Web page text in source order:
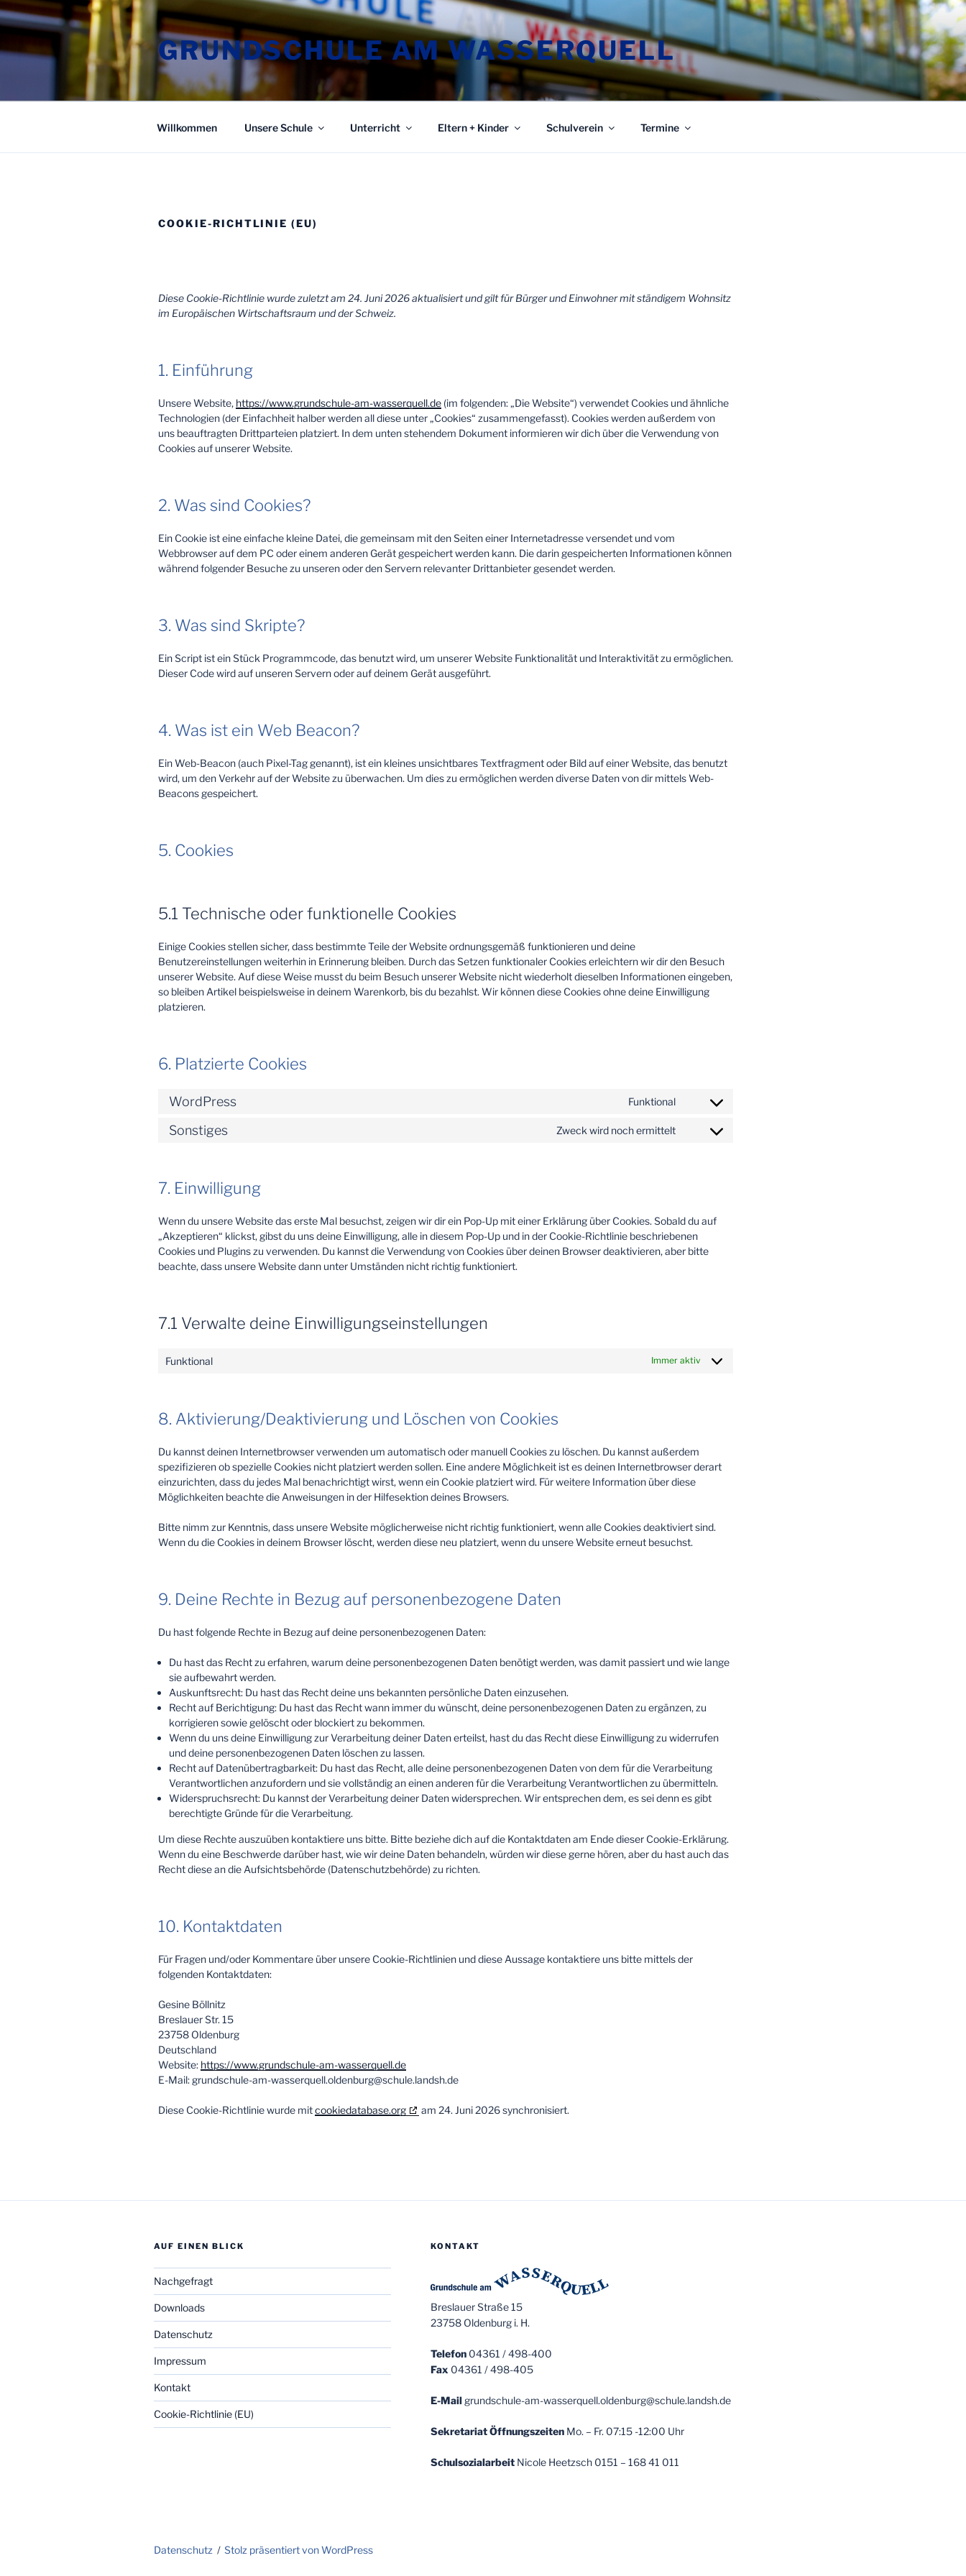
Zum
Inhalt
springen
GRUNDSCHULE AM WASSERQUELL
Willkommen Unsere Schule Unterricht Eltern + Kinder Schulverein Termine
COOKIE-RICHTLINIE (EU)
Diese Cookie-Richtlinie wurde zuletzt am 24. Juni 2026 aktualisiert und gilt für Bürger und Einwohner mit ständigem Wohnsitz
im Europäischen Wirtschaftsraum und der Schweiz.
1. Einführung
Unsere Website, https://www.grundschule-am-wasserquell.de (im folgenden: „Die Website“) verwendet Cookies und ähnliche
Technologien (der Einfachheit halber werden all diese unter „Cookies“ zusammengefasst). Cookies werden außerdem von
uns beauftragten Drittparteien platziert. In dem unten stehendem Dokument informieren wir dich über die Verwendung von
Cookies auf unserer Website.
2. Was sind Cookies?
Ein Cookie ist eine einfache kleine Datei, die gemeinsam mit den Seiten einer Internetadresse versendet und vom
Webbrowser auf dem PC oder einem anderen Gerät gespeichert werden kann. Die darin gespeicherten Informationen können
während folgender Besuche zu unseren oder den Servern relevanter Drittanbieter gesendet werden.
3. Was sind Skripte?
Ein Script ist ein Stück Programmcode, das benutzt wird, um unserer Website Funktionalität und Interaktivität zu ermöglichen.
Dieser Code wird auf unseren Servern oder auf deinem Gerät ausgeführt.
4. Was ist ein Web Beacon?
Ein Web-Beacon (auch Pixel-Tag genannt), ist ein kleines unsichtbares Textfragment oder Bild auf einer Website, das benutzt
wird, um den Verkehr auf der Website zu überwachen. Um dies zu ermöglichen werden diverse Daten von dir mittels Web-
Beacons gespeichert.
5. Cookies
5.1 Technische oder funktionelle Cookies
Einige Cookies stellen sicher, dass bestimmte Teile der Website ordnungsgemäß funktionieren und deine
Benutzereinstellungen weiterhin in Erinnerung bleiben. Durch das Setzen funktionaler Cookies erleichtern wir dir den Besuch
unserer Website. Auf diese Weise musst du beim Besuch unserer Website nicht wiederholt dieselben Informationen eingeben,
so bleiben Artikel beispielsweise in deinem Warenkorb, bis du bezahlst. Wir können diese Cookies ohne deine Einwilligung
platzieren.
6. Platzierte Cookies
WordPress Funktional
Consent
service
Sonstiges Zweck wird noch ermittelt
Consent
7. Einwilligung
Wenn du unsere Website das erste Mal besuchst, zeigen wir dir ein Pop-Up mit einer Erklärung über Cookies. Sobald du auf
„Akzeptieren“ klickst, gibst du uns deine Einwilligung, alle in diesem Pop-Up und in der Cookie-Richtlinie beschriebenen
Cookies und Plugins zu verwenden. Du kannst die Verwendung von Cookies über deinen Browser deaktivieren, aber bitte
beachte, dass unsere Website dann unter Umständen nicht richtig funktioniert.
7.1 Verwalte deine Einwilligungseinstellungen
Funktional Immer aktiv
8. Aktivierung/Deaktivierung und Löschen von Cookies
Du kannst deinen Internetbrowser verwenden um automatisch oder manuell Cookies zu löschen. Du kannst außerdem
spezifizieren ob spezielle Cookies nicht platziert werden sollen. Eine andere Möglichkeit ist es deinen Internetbrowser derart
einzurichten, dass du jedes Mal benachrichtigt wirst, wenn ein Cookie platziert wird. Für weitere Information über diese
Möglichkeiten beachte die Anweisungen in der Hilfesektion deines Browsers.
Bitte nimm zur Kenntnis, dass unsere Website möglicherweise nicht richtig funktioniert, wenn alle Cookies deaktiviert sind.
Wenn du die Cookies in deinem Browser löscht, werden diese neu platziert, wenn du unsere Website erneut besuchst.
9. Deine Rechte in Bezug auf personenbezogene Daten
Du hast folgende Rechte in Bezug auf deine personenbezogenen Daten:
Du hast das Recht zu erfahren, warum deine personenbezogenen Daten benötigt werden, was damit passiert und wie lange
sie aufbewahrt werden.
Auskunftsrecht: Du hast das Recht deine uns bekannten persönliche Daten einzusehen.
Recht auf Berichtigung: Du hast das Recht wann immer du wünscht, deine personenbezogenen Daten zu ergänzen, zu
korrigieren sowie gelöscht oder blockiert zu bekommen.
Wenn du uns deine Einwilligung zur Verarbeitung deiner Daten erteilst, hast du das Recht diese Einwilligung zu widerrufen
und deine personenbezogenen Daten löschen zu lassen.
Recht auf Datenübertragbarkeit: Du hast das Recht, alle deine personenbezogenen Daten von dem für die Verarbeitung
Verantwortlichen anzufordern und sie vollständig an einen anderen für die Verarbeitung Verantwortlichen zu übermitteln.
Widerspruchsrecht: Du kannst der Verarbeitung deiner Daten widersprechen. Wir entsprechen dem, es sei denn es gibt
berechtigte Gründe für die Verarbeitung.
Um diese Rechte auszuüben kontaktiere uns bitte. Bitte beziehe dich auf die Kontaktdaten am Ende dieser Cookie-Erklärung.
Wenn du eine Beschwerde darüber hast, wie wir deine Daten behandeln, würden wir diese gerne hören, aber du hast auch das
Recht diese an die Aufsichtsbehörde (Datenschutzbehörde) zu richten.
10. Kontaktdaten
Für Fragen und/oder Kommentare über unsere Cookie-Richtlinien und diese Aussage kontaktiere uns bitte mittels der
folgenden Kontaktdaten:
Gesine Böllnitz
Breslauer Str. 15
23758 Oldenburg
Deutschland
Website: https://www.grundschule-am-wasserquell.de
E-Mail: grundschule-am-wasserquell.oldenburg@schule.landsh.de
Diese Cookie-Richtlinie wurde mitcookiedatabase.org am 24. Juni 2026 synchronisiert.
AUF EINEN BLICK
Nachgefragt
Downloads
Datenschutz
Impressum
Kontakt
Cookie-Richtlinie (EU)
KONTAKT
Breslauer Straße 15
23758 Oldenburg i. H.
Telefon 04361 / 498-400
Fax 04361 / 498-405
E-Mailgrundschule-am-wasserquell.oldenburg@schule.landsh.de
SekretariatÖffnungszeitenMo. – Fr. 07:15 -12:00 Uhr
SchulsozialarbeitNicole Heetzsch 0151 – 168 41 011
Datenschutz Stolz präsentiert von WordPress